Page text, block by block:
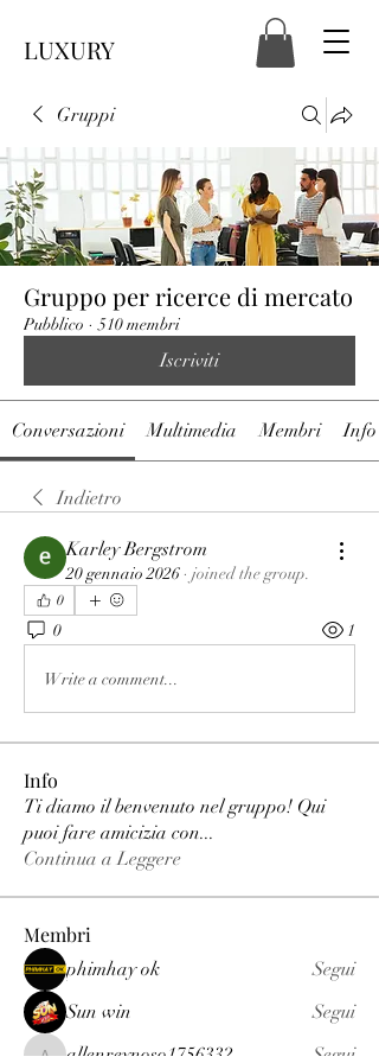
LUXURY
Gruppi
Gruppo per ricerce di mercato
Pubblico · 510 membri
Iscriviti
Conversazioni Multimedia Membri Info
Indietro
Karley Bergstrom
20 gennaio 2026 · joined the group.
0
0 1
Write a comment...
Info
Ti diamo il benvenuto nel gruppo! Qui
puoi fare amicizia con...
Continua a Leggere
Membri
phimhay ok
Segui
Sun win
Segui
allenreynoso1756332 Segui